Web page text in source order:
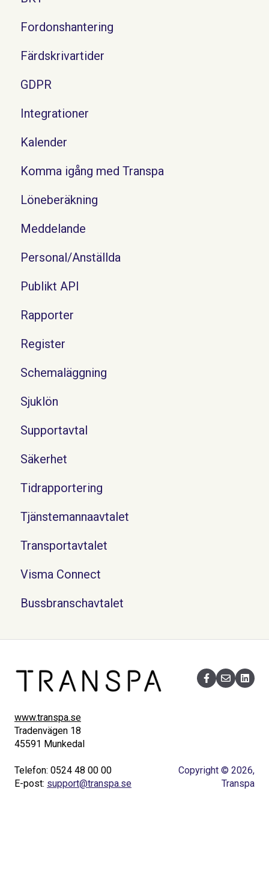
Fordonshantering
Färdskrivartider
GDPR
Integrationer
Kalender
Komma igång med Transpa
Löneberäkning
Meddelande
Personal/Anställda
Publikt API
Rapporter
Register
Schemaläggning
Sjuklön
Supportavtal
Säkerhet
Tidrapportering
Tjänstemannaavtalet
Transportavtalet
Visma Connect
Bussbranschavtalet
www.transpa.se
Tradenvägen 18
45591 Munkedal
Telefon: 0524 48 00 00
E-post: support@transpa.se
Copyright © 2026,
Transpa